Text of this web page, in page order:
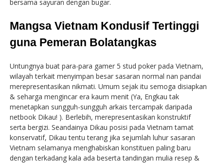
bersama sayuran dengan bugar.
Mangsa Vietnam Kondusif Tertinggi
guna Pemeran Bolatangkas
Untungnya buat para-para gamer 5 stud poker pada Vietnam,
wilayah terkait menyimpan besar sasaran normal nan pandai
merepresentasikan nikmati. Umum sejak itu semoga disiapkan
& seharga mengincar era kaum menit (Ya, Engkau tak
menetapkan sungguh-sungguh arkais tercampak daripada
netbook Dikau! ). Berlebih, merepresentasikan konstruktif
serta bergizi. Seandainya Dikau posisi pada Vietnam tamat
konservatif, Dikau tentu terang jika sejumlah luhur sasaran
Vietnam selamanya menghabiskan konstituen paling baru
dengan terkadang kala ada beserta tandingan mulia resep &